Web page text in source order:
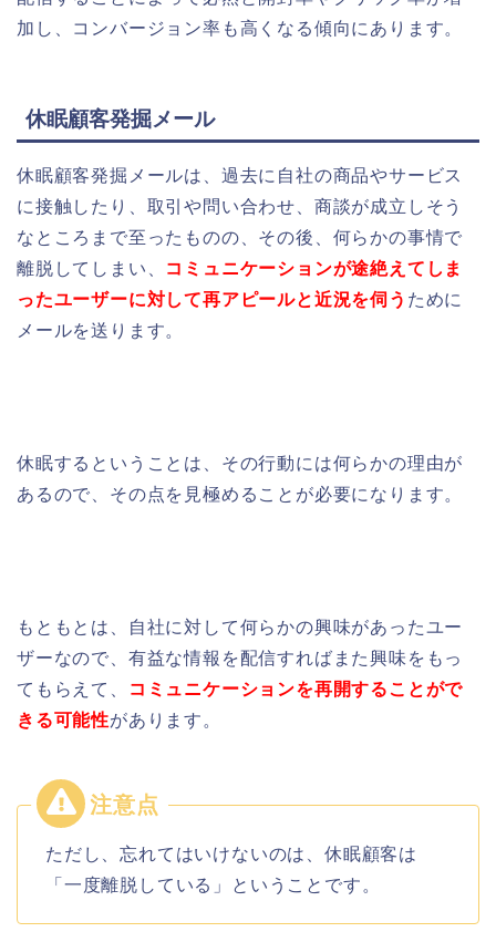
加し、 コンバージョン率も高くなる傾向にあります。
休眠顧客発掘メール
休眠顧客発掘メールは、過去に自社の商品やサービス
に接触したり、取引や問い合わせ、商談が成立しそう
なところまで至ったものの、その後、何らかの事情で
離脱してしまい、 コミュニケーションが途絶えてしま
ったユーザーに対して再アピールと近況を伺う ために
メールを送ります。
休眠するということは、その行動には何らかの理由が
あるので、その点を見極めることが必要になります。
もともとは、自社に対して何らかの興味があったユー
ザーなので、有益な情報を配信すればまた興味をもっ
てもらえて、
コミュニケーションを再開することがで
きる可能性があります。
ただし、忘れてはいけないのは、休眠顧客は
「一度離脱している」ということです。